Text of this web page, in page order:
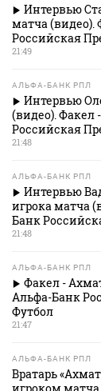
Интервью
матча (видео).
Российская
21:49
АЛЬФА-БАНК РПЛ
Интервью
(видео). Факел
Российская
21:48
АЛЬФА-БАНК РПЛ
Интервью
игрока матча
Банк
21:48
АЛЬФА-БАНК РПЛ
Факел -
Альфа-Банк
Футбол
21:47
АЛЬФА-БАНК РПЛ
Вратарь